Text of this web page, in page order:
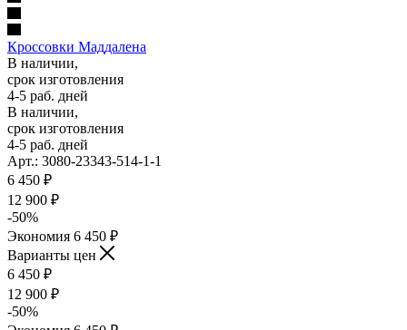
Кроссовки Маддалена
В наличии,
срок изготовления
4-5 раб. дней
В наличии,
срок изготовления
4-5 раб. дней
Арт.: 3080-23343-514-1-1
6 450 ₽
12 900 ₽
-50%
Экономия 6 450 ₽
Варианты цен
6 450 ₽
12 900 ₽
-50%